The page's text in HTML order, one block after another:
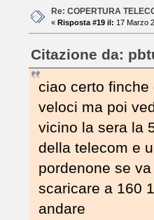
Re: COPERTURA
« Risposta #19 il: 17 Marzo
Citazione da:
ciao certo
veloci ma poi
vicino la sera la
della telecom e
pordenone se
scaricare a 160
andare